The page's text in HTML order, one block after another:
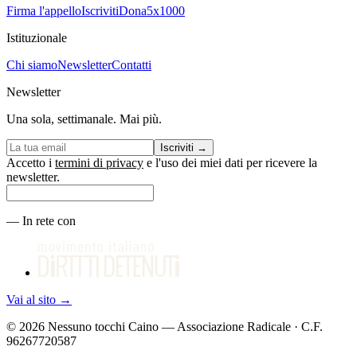
Firma l'appelloIscrivitiDona5x1000
Istituzionale
Chi siamoNewsletterContatti
Newsletter
Una sola, settimanale. Mai più.
Iscriviti →
Accetto i termini di privacy e l'uso dei miei dati per ricevere la
newsletter.
— In rete con
Vai al sito →
© 2026 Nessuno tocchi Caino — Associazione Radicale · C.F.
96267720587